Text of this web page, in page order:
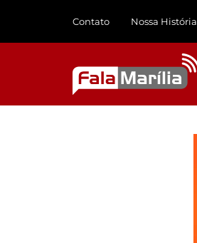
Contato Nossa História